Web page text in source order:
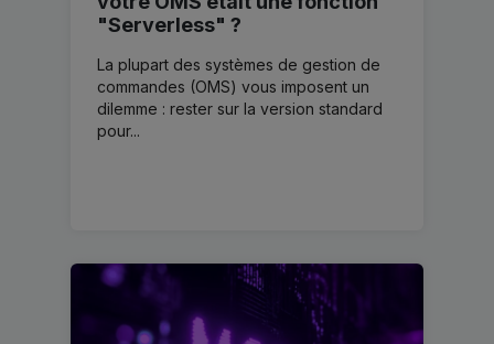
"Serverless" ?
La plupart des systèmes de gestion de
commandes (OMS) vous imposent un
dilemme : rester sur la version standard
pour...